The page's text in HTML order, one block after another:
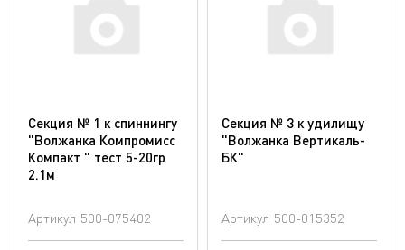
Секция № 1 к спиннингу
"Волжанка Компромисс
Компакт " тест 5-20гр
2.1м
Артикул 500-075402
Секция № 3 к удилищу
"Волжанка Вертикаль-
БК"
Артикул 500-015352